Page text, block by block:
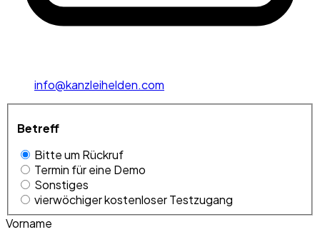
info@kanzleihelden.com
Betreff
Bitte um Rückruf
Termin für eine Demo
Sonstiges
vierwöchiger kostenloser Testzugang
Vorname